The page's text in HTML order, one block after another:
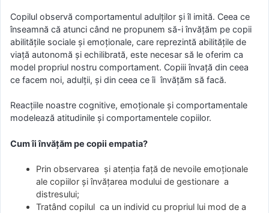
Copilul observă comportamentul adulților și îl imită. Ceea ce
înseamnă că atunci când ne propunem să-i învățăm pe copii
abilitățile sociale și emoționale, care reprezintă abilitățile de
viață autonomă și echilibrată, este necesar să le oferim ca
model propriul nostru comportament. Copiii învață din ceea
ce facem noi, adulții, și din ceea ce îi învățăm să facă.
Reacțiile noastre cognitive, emoționale și comportamentale
modelează atitudinile și comportamentele copiilor.
Cum îi învățăm pe copii empatia?
Prin observarea și atenția față de nevoile emoționale
ale copiilor și învățarea modului de gestionare a
distresului;
Tratând copilul ca un individ cu propriul lui mod de a